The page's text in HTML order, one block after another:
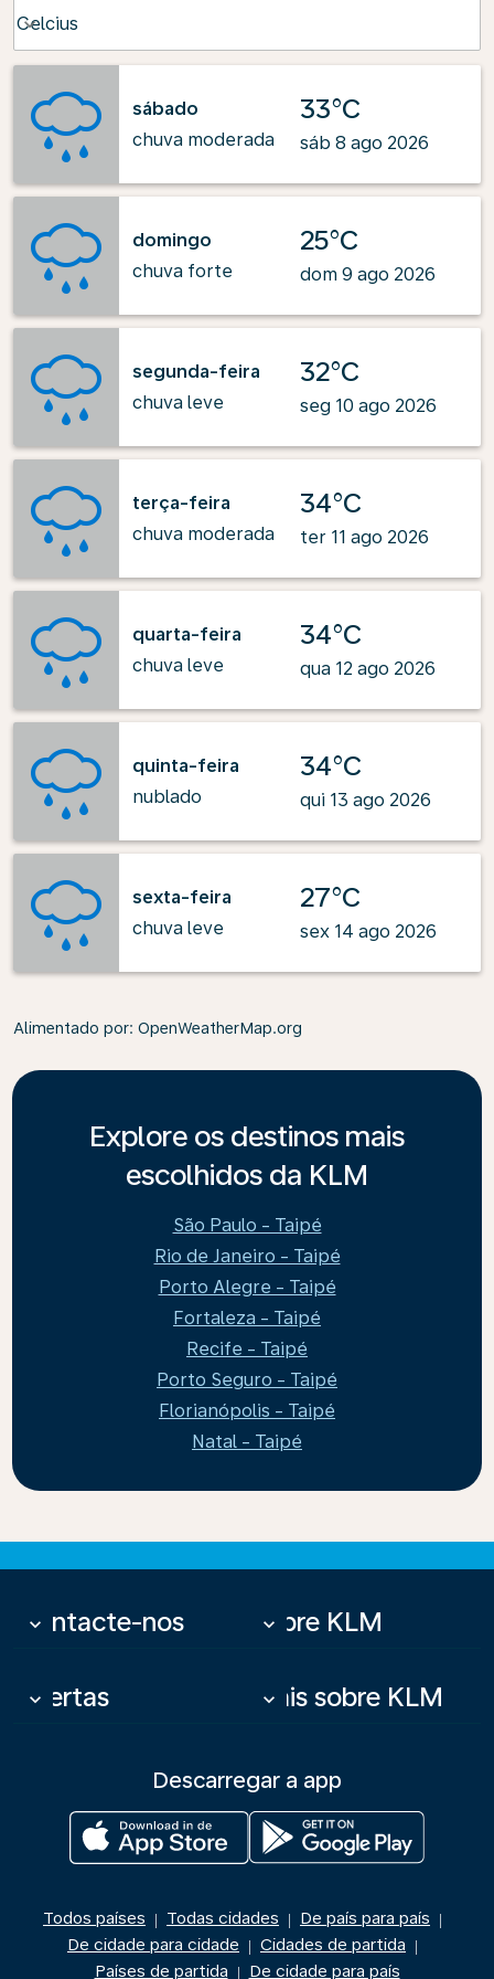
Celcius
keyboard_arrow_down
sábado
chuva moderada
33°C
sáb 8 ago 2026
domingo
chuva forte
25°C
dom 9 ago 2026
segunda-feira
chuva leve
32°C
seg 10 ago 2026
terça-feira
chuva moderada
34°C
ter 11 ago 2026
quarta-feira
chuva leve
34°C
qua 12 ago 2026
quinta-feira
nublado
34°C
qui 13 ago 2026
sexta-feira
chuva leve
27°C
sex 14 ago 2026
Alimentado por: OpenWeatherMap.org
Explore os destinos mais
escolhidos da KLM
São Paulo - Taipé
Rio de Janeiro - Taipé
Porto Alegre - Taipé
Fortaleza - Taipé
Recife - Taipé
Porto Seguro - Taipé
Florianópolis - Taipé
Natal - Taipé
Contacte-nos
keyboard_arrow_down Sobre KLM
keyboard_arrow_down
Ofertas
keyboard_arrow_down Mais sobre KLM
keyboard_arrow_down
Descarregar a app
Todos países | Todas cidades | De país para país |
De cidade para cidade | Cidades de partida |
Países de partida | De cidade para país